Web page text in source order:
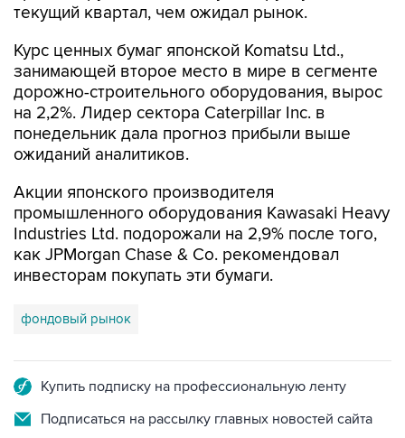
текущий квартал, чем ожидал рынок.
Курс ценных бумаг японской Komatsu Ltd.,
занимающей второе место в мире в сегменте
дорожно-строительного оборудования, вырос
на 2,2%. Лидер сектора Caterpillar Inc. в
понедельник дала прогноз прибыли выше
ожиданий аналитиков.
Акции японского производителя
промышленного оборудования Kawasaki Heavy
Industries Ltd. подорожали на 2,9% после того,
как JPMorgan Chase & Co. рекомендовал
инвесторам покупать эти бумаги.
фондовый рынок
Купить подписку на профессиональную ленту
Подписаться на рассылку главных новостей сайта